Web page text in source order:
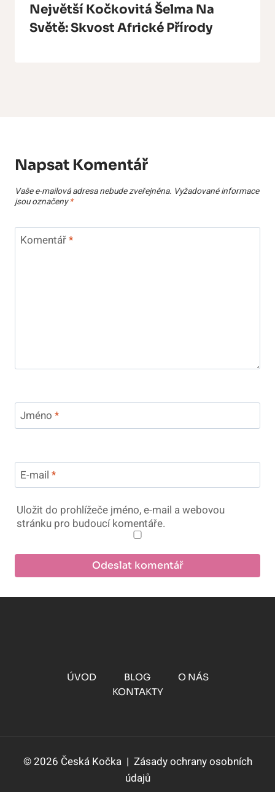
Největší Kočkovitá Šelma Na
Světě: Skvost Africké Přírody
Napsat Komentář
Vaše e-mailová adresa nebude zveřejněna. Vyžadované informace
jsou označeny*
Komentář*
Jméno *
E-mail *
Uložit do prohlížeče jméno, e-mail a webovou
stránku pro budoucí komentáře.
ÚVOD BLOG
O NÁS
KONTAKTY
© 2026 Česká Kočka | Zásady ochrany osobních
údajů